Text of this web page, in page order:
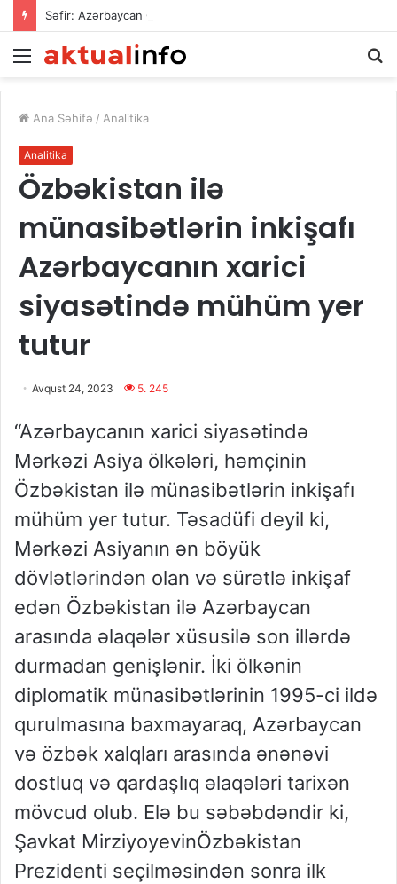
Menu
Ana Səhifə / Analitika
Analitika
Özbəkistan ilə
münasibətlərin inkişafı
Azərbaycanın xarici
siyasətində mühüm yer
tutur
Avqust 24, 2023 5. 245
“Azərbaycanın xarici siyasətində
Mərkəzi Asiya ölkələri, həmçinin
Özbəkistan ilə münasibətlərin inkişafı
mühüm yer tutur. Təsadüfi deyil ki,
Mərkəzi Asiyanın ən böyük
dövlətlərindən olan və sürətlə inkişaf
edən Özbəkistan ilə Azərbaycan
arasında əlaqələr xüsusilə son illərdə
durmadan genişlənir. İki ölkənin
diplomatik münasibətlərinin 1995-ci ildə
qurulmasına baxmayaraq, Azərbaycan
və özbək xalqları arasında ənənəvi
dostluq və qardaşlıq əlaqələri tarixən
mövcud olub. Elə bu səbəbdəndir ki,
Şavkat MirziyoyevinÖzbəkistan
Prezidenti seçilməsindən sonra ilk